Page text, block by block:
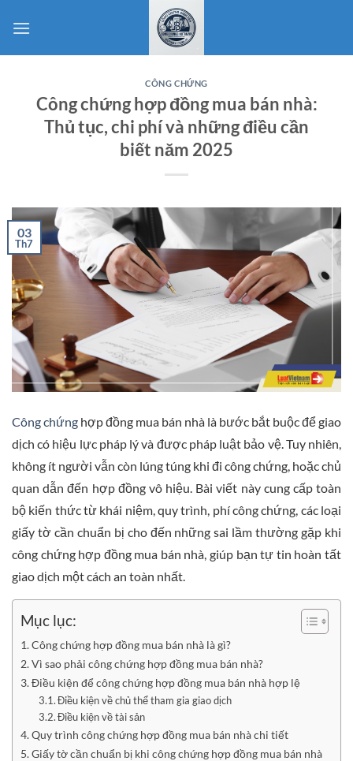
qua
CÔNG CHỨNG
Công chứng hợp đồng mua bán nhà:
Thủ tục, chi phí và những điều cần
biết năm 2025
03
Th7
Công chứng hợp đồng mua bán nhà là bước bắt buộc để giao
dịch có hiệu lực pháp lý và được pháp luật bảo vệ. Tuy nhiên,
không ít người vẫn còn lúng túng khi đi công chứng, hoặc chủ
quan dẫn đến hợp đồng vô hiệu. Bài viết này cung cấp toàn
bộ kiến thức từ khái niệm, quy trình, phí công chứng, các loại
giấy tờ cần chuẩn bị cho đến những sai lầm thường gặp khi
công chứng hợp đồng mua bán nhà, giúp bạn tự tin hoàn tất
giao dịch một cách an toàn nhất.
Mục lục:
Công chứng hợp đồng mua bán nhà là gì?
Vì sao phải công chứng hợp đồng mua bán nhà?
Điều kiện để công chứng hợp đồng mua bán nhà hợp lệ
Điều kiện về chủ thể tham gia giao dịch
Điều kiện về tài sản
Quy trình công chứng hợp đồng mua bán nhà chi tiết
Giấy tờ cần chuẩn bị khi công chứng hợp đồng mua bán nhà